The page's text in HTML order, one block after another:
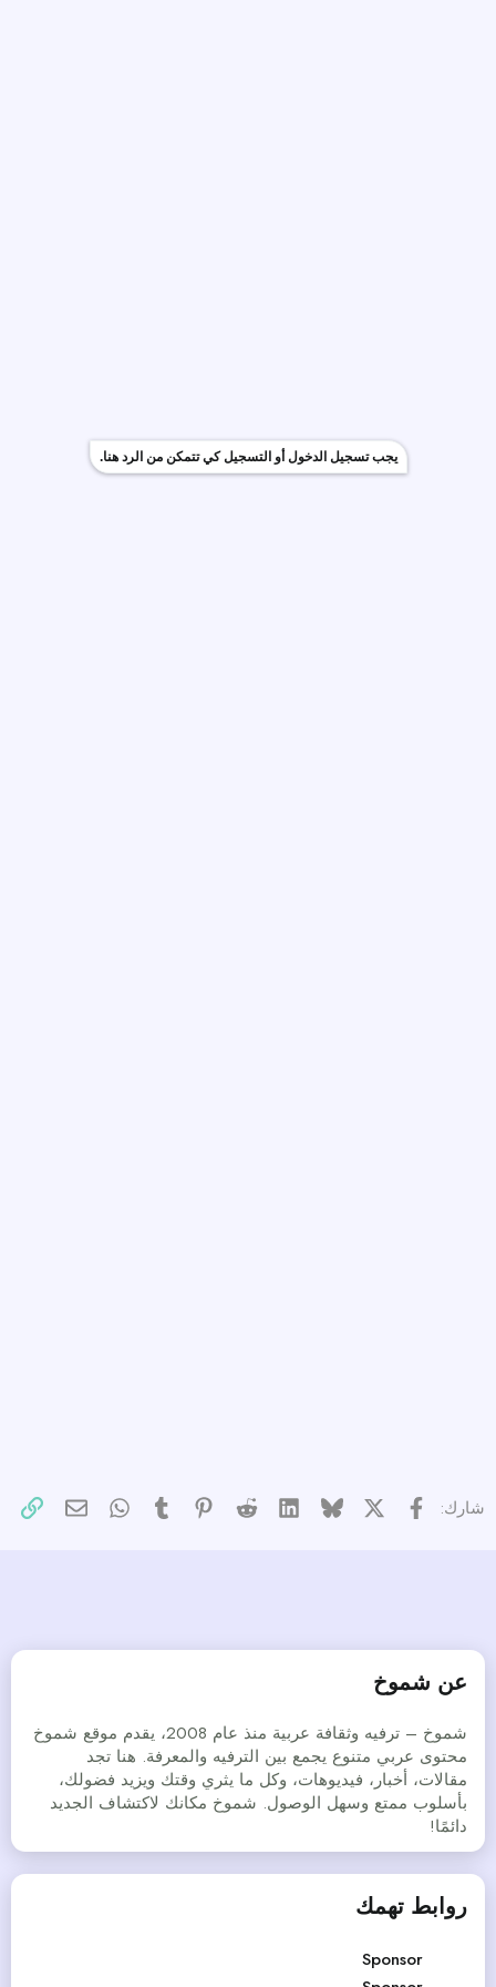
يجب تسجيل الدخول أو التسجيل كي تتمكن من الرد هنا.
شارك: فيسبوك Bluesky
LinkedIn
Reddit
Pinterest
Tumblr
WhatsApp
البريد
عن شموخ
شموخ – ترفيه وثقافة عربية منذ عام 2008، يقدم موقع شموخ
محتوى عربي متنوع يجمع بين الترفيه والمعرفة. هنا تجد
مقالات، أخبار، فيديوهات، وكل ما يثري وقتك ويزيد فضولك،
بأسلوب ممتع وسهل الوصول. شموخ مكانك لاكتشاف الجديد
دائمًا!
روابط تهمك
Sponsor